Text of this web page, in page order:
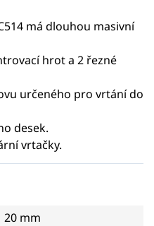
má dlouhou masivní
hrot a 2 řezné
určeného pro vrtání do
desek.
vrtačky.
20 mm